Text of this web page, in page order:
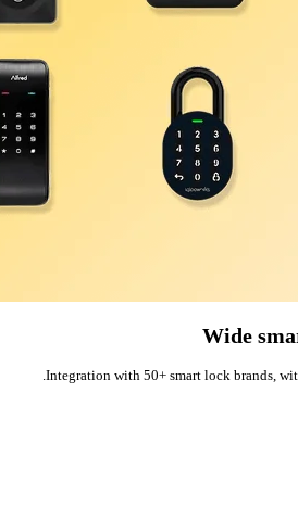
Wide
Integration with 50+ smart lock brands,